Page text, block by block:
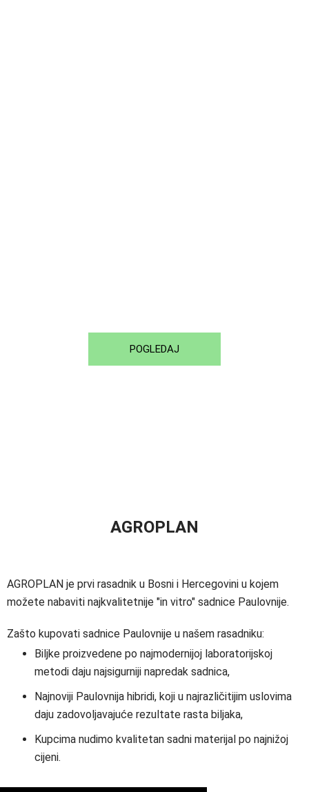
POGLEDAJ
AGROPLAN
AGROPLAN je prvi rasadnik u Bosni i Hercegovini u kojem
možete nabaviti najkvalitetnije "in vitro" sadnice Paulovnije.
Zašto kupovati sadnice Paulovnije u našem rasadniku:
Biljke proizvedene po najmodernijoj laboratorijskoj
metodi daju najsigurniji napredak sadnica,
Najnoviji Paulovnija hibridi, koji u najrazličitijim uslovima
daju zadovoljavajuće rezultate rasta biljaka,
Kupcima nudimo kvalitetan sadni materijal po najnižoj
cijeni.